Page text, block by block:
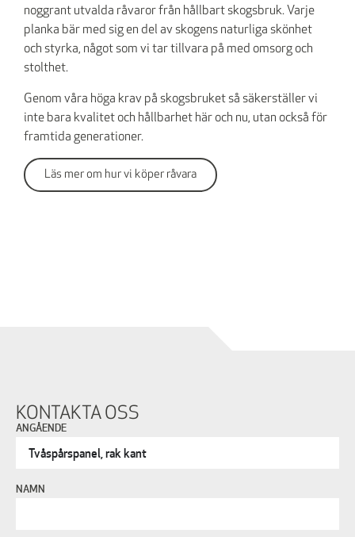
noggrant utvalda råvaror från hållbart skogsbruk. Varje
planka bär med sig en del av skogens naturliga skönhet
och styrka, något som vi tar tillvara på med omsorg och
stolthet.
Genom våra höga krav på skogsbruket så säkerställer vi
inte bara kvalitet och hållbarhet här och nu, utan också för
framtida generationer.
Läs mer om hur vi köper råvara
KONTAKTA OSS
ANGÅENDE
NAMN